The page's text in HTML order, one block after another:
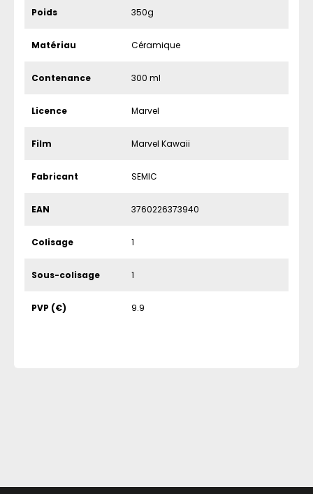
Poids 350g
Matériau Céramique
Contenance 300 ml
Licence Marvel
Film Marvel Kawaii
Fabricant SEMIC
EAN 3760226373940
Colisage 1
Sous-colisage 1
PVP (€) 9.9